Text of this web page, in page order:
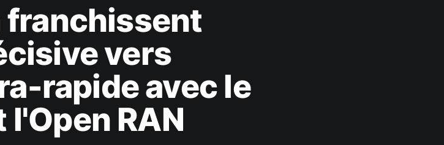
franchissent
vers
rapide avec le
l'Open RAN